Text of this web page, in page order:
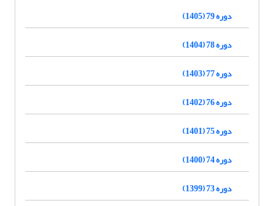
دوره 79 (1405)
دوره 78 (1404)
دوره 77 (1403)
دوره 76 (1402)
دوره 75 (1401)
دوره 74 (1400)
دوره 73 (1399)